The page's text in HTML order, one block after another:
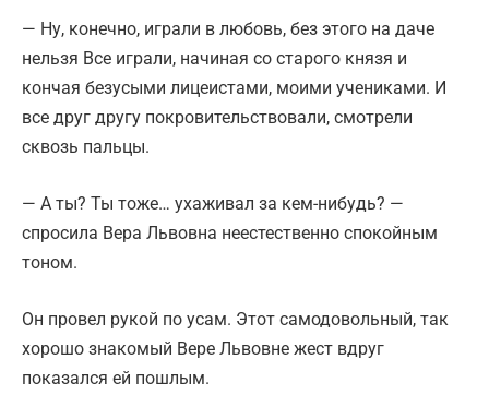
— Ну, конечно, играли в любовь, без этого на даче
нельзя Все играли, начиная со старого князя и
кончая безусыми лицеистами, моими учениками. И
все друг другу покровительствовали, смотрели
сквозь пальцы.
— А ты? Ты тоже… ухаживал за кем-нибудь? —
спросила Вера Львовна неестественно спокойным
тоном.
Он провел рукой по усам. Этот самодовольный, так
хорошо знакомый Вере Львовне жест вдруг
показался ей пошлым.